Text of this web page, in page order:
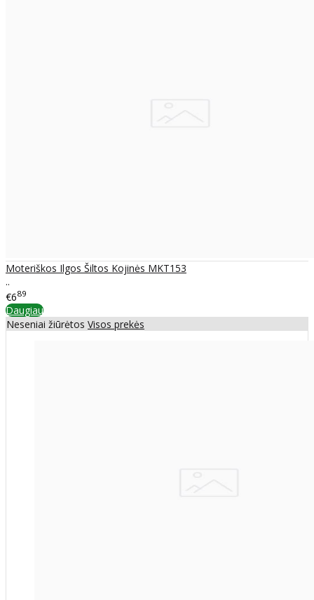
Moteriškos Ilgos Šiltos Kojinės MKT153
..
€689
Daugiau
Neseniai žiūrėtos Visos prekės